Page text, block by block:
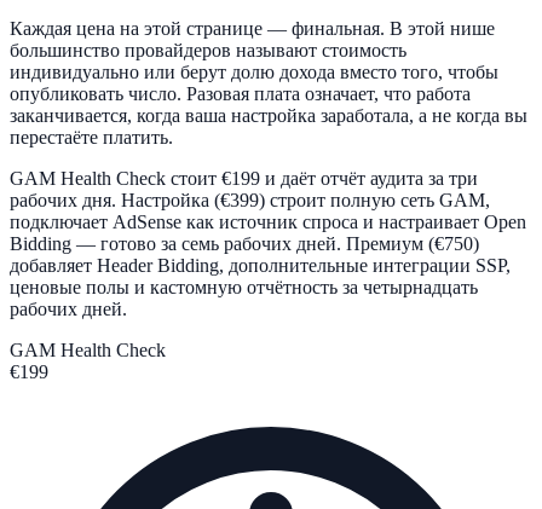
Каждая цена на этой странице — финальная. В этой нише
большинство провайдеров называют стоимость
индивидуально или берут долю дохода вместо того, чтобы
опубликовать число. Разовая плата означает, что работа
заканчивается, когда ваша настройка заработала, а не когда вы
перестаёте платить.
GAM Health Check стоит €199 и даёт отчёт аудита за три
рабочих дня. Настройка (€399) строит полную сеть GAM,
подключает AdSense как источник спроса и настраивает Open
Bidding — готово за семь рабочих дней. Премиум (€750)
добавляет Header Bidding, дополнительные интеграции SSP,
ценовые полы и кастомную отчётность за четырнадцать
рабочих дней.
GAM Health Check
€199